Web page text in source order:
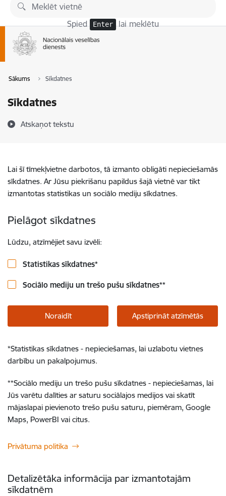
Pāriet uz lapas saturu
Spied Enter lai meklētu
Sākums Sīkdatnes
Sīkdatnes
Atskaņot tekstu
Lai šī tīmekļvietne darbotos, tā izmanto obligāti nepieciešamās
sīkdatnes. Ar Jūsu piekrišanu papildus šajā vietnē var tikt
izmantotas statistikas un sociālo mediju sīkdatnes.
Pielāgot sīkdatnes
Lūdzu, atzīmējiet savu izvēli:
Statistikas sīkdatnes*
Sociālo mediju un trešo pušu sīkdatnes**
Noraidīt Apstiprināt atzīmētās
*Statistikas sīkdatnes - nepieciešamas, lai uzlabotu vietnes
darbību un pakalpojumus.
**Sociālo mediju un trešo pušu sīkdatnes - nepieciešamas, lai
Jūs varētu dalīties ar saturu sociālajos medijos vai skatīt
mājaslapai pievienoto trešo pušu saturu, piemēram, Google
Maps, PowerBI vai citus.
Privātuma politika
Detalizētāka informācija par izmantotajām
sīkdatnēm